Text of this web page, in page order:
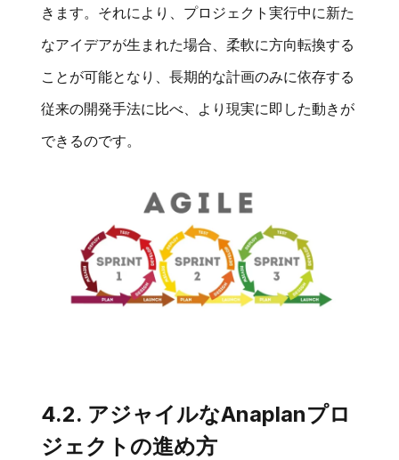
きます。それにより、プロジェクト実行中に新た
なアイデアが生まれた場合、柔軟に方向転換する
ことが可能となり、長期的な計画のみに依存する
従来の開発手法に比べ、より現実に即した動きが
できるのです。
4.2. アジャイルなAnaplanプロ
ジェクトの進め方